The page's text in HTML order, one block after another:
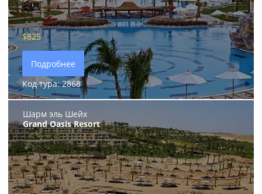
$825
Подробнее
Код тура: 2868
Шарм эль Шейх
Grand Oasis Resort